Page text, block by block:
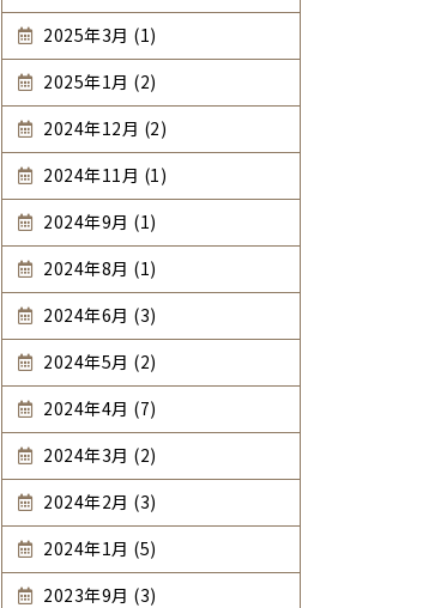
2025年3月 (1)
2025年1月 (2)
2024年12月 (2)
2024年11月 (1)
2024年9月 (1)
2024年8月 (1)
2024年6月 (3)
2024年5月 (2)
2024年4月 (7)
2024年3月 (2)
2024年2月 (3)
2024年1月 (5)
2023年9月 (3)